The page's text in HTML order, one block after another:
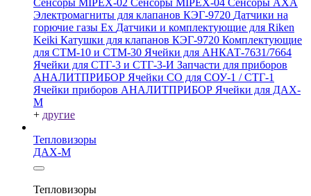
Сенсоры MIPEX-02 Сенсоры MIPEX-04 Сенсоры АХА
Электромагниты для клапанов КЭГ-9720 Датчики на
горючие газы Ex Датчики и комплектующие для Riken
Keiki Катушки для клапанов КЭГ-9720 Комплектующие
для СТМ-10 и СТМ-30 Ячейки для АНКАТ-7631/7664
Ячейки для СТГ-3 и СТГ-3-И Запчасти для приборов
АНАЛИТПРИБОР Ячейки CO для СОУ-1 / СТГ-1
Ячейки приборов АНАЛИТПРИБОР Ячейки для ДАХ-
М
+ другие
Тепловизоры
ДАХ-М
Тепловизоры